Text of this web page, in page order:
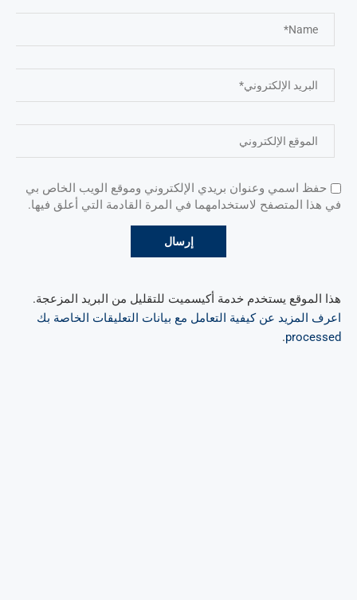
حفظ اسمي وعنوان بريدي الإلكتروني وموقع الويب الخاص بي
في هذا المتصفح لاستخدامهما في المرة القادمة التي أعلق فيها.
هذا الموقع يستخدم خدمة أكيسميت للتقليل من البريد المزعجة.
اعرف المزيد عن كيفية التعامل مع بيانات التعليقات الخاصة بك
processed
.